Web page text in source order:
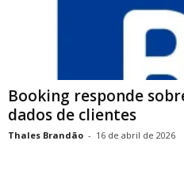
Booking responde
dados de clientes
Thales Brandão - 16 de abril de 2026